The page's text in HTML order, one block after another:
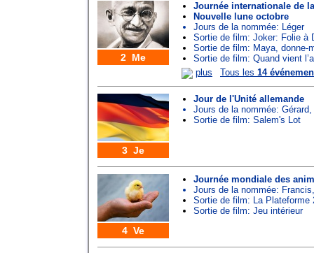
2 Me
Journée internationale de
Nouvelle lune octobre
Jours de la nommée: Léger
Sortie de film: Joker: Folie à
Sortie de film: Maya, donne-
Sortie de film: Quand vient
plus
Tous les 14
3 Je
Jour de l'Unité allemande
Jours de la nommée: Gérard
Sortie de film: Salem's Lot
4 Ve
Journée mondiale des
Jours de la nommée: Francis
Sortie de film: La Plateforme
Sortie de film: Jeu intérieur